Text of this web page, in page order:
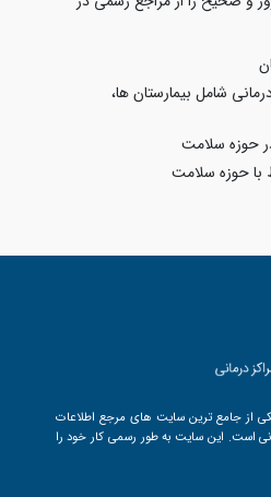
شامل بیمارستان ها،
حوزه سلامت
با حوزه سلامت
از جامع ترین سایت های مرجع اطلاعات
است. این سایت به طور رسمی کار خود را